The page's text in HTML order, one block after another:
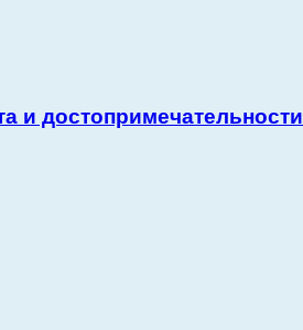
и достопримечательности